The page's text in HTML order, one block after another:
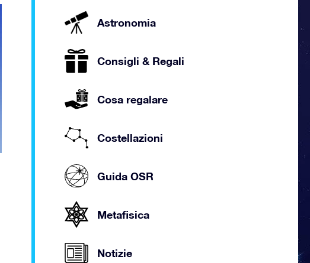
Astronomia
Consigli & Regali
Cosa regalare
Costellazioni
Guida OSR
Metafisica
Notizie